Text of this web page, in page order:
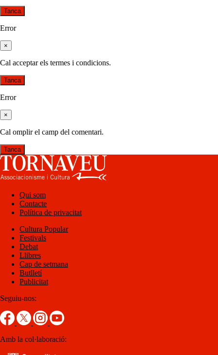
Tanca
Error
×
Cal acceptar els termes i condicions.
Tanca
Error
×
Cal omplir el camp del comentari.
Tanca
Qui som
Contacte
Política de privacitat
Cultura Popular
Festivals
Debat
Llibres
Cap de setmana
Butlletí
Publicitat
Seguiu-nos:
Amb la col·laboració: